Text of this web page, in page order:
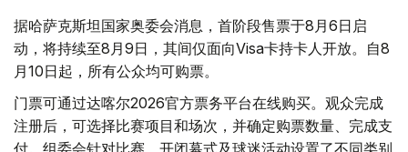
据哈萨克斯坦国家奥委会消息，首阶段售票于8月6日启
动，将持续至8月9日，其间仅面向Visa卡持卡人开放。自8
月10日起，所有公众均可购票。
门票可通过达喀尔2026官方票务平台在线购买。观众完成
注册后，可选择比赛项目和场次，并确定购票数量、完成支